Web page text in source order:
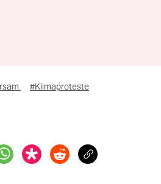
#Klimaproteste